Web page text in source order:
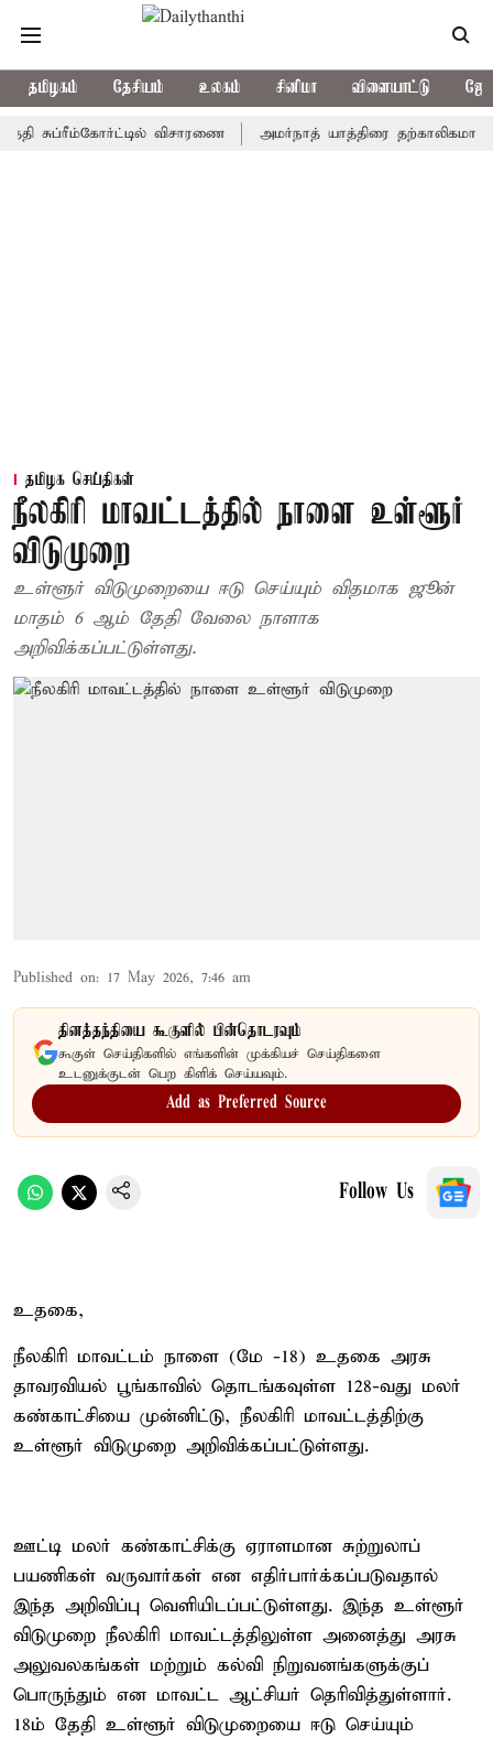
தமிழகம் தேசியம் உலகம் சினிமா விளையாட்டு
விசாரணை அமர்நாத் யாத்திரை தற்காலிகமாக
தமிழக செய்திகள்
நீலகிரி மாவட்டத்தில் நாளை உள்ளூர்
விடுமுறை
உள்ளூர் விடுமுறையை ஈடு செய்யும் விதமாக ஜூன்
மாதம் 6 ஆம் தேதி வேலை நாளாக
அறிவிக்கப்பட்டுள்ளது.
Published on: 17 May 2026, 7:46 am
தினத்தந்தியை கூகுளில் பின்தொடரவும்
கூகுள் செய்திகளில் எங்களின் முக்கியச் செய்திகளை
உடனுக்குடன் பெற கிளிக் செய்யவும்.
Add as Preferred Source
Follow Us
உதகை,
நீலகிரி மாவட்டம் நாளை (மே -18) உதகை அரசு
தாவரவியல் பூங்காவில் தொடங்கவுள்ள 128-வது மலர்
கண்காட்சியை முன்னிட்டு, நீலகிரி மாவட்டத்திற்கு
உள்ளூர் விடுமுறை அறிவிக்கப்பட்டுள்ளது.
ஊட்டி மலர் கண்காட்சிக்கு ஏராளமான சுற்றுலாப்
பயணிகள் வருவார்கள் என எதிர்பார்க்கப்படுவதால்
இந்த அறிவிப்பு வெளியிடப்பட்டுள்ளது. இந்த உள்ளூர்
விடுமுறை நீலகிரி மாவட்டத்திலுள்ள அனைத்து அரசு
அலுவலகங்கள் மற்றும் கல்வி நிறுவனங்களுக்குப்
பொருந்தும் என மாவட்ட ஆட்சியர் தெரிவித்துள்ளார்.
18ம் தேதி உள்ளூர் விடுமுறையை ஈடு செய்யும்